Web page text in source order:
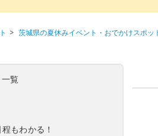
茨城県の夏休みイベント・おでかけスポッ
覧
もわかる！